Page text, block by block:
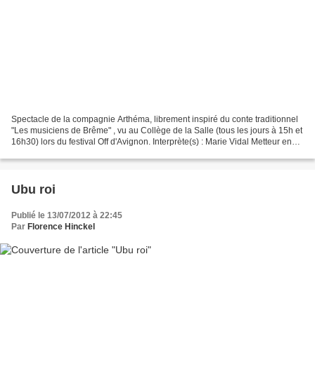
Spectacle de la compagnie Arthéma, librement inspiré du conte traditionnel
"Les musiciens de Brême" , vu au Collège de la Salle (tous les jours à 15h et
16h30) lors du festival Off d'Avignon. Interprète(s) : Marie Vidal Metteur en
Ubu roi
Publié le 13/07/2012 à 22:45
Par Florence Hinckel